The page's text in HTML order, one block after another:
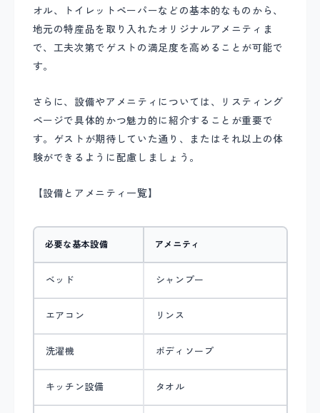
オル、トイレットペーパーなどの基本的なものから、
地元の特産品を取り入れたオリジナルアメニティま
で、工夫次第でゲストの満足度を高めることが可能で
す。
さらに、設備やアメニティについては、リスティング
ページで具体的かつ魅力的に紹介することが重要で
す。ゲストが期待していた通り、またはそれ以上の体
験ができるように配慮しましょう。
【設備とアメニティ一覧】
必要な基本設備 アメニティ
ベッド シャンプー
エアコン リンス
洗濯機 ボディソープ
キッチン設備 タオル